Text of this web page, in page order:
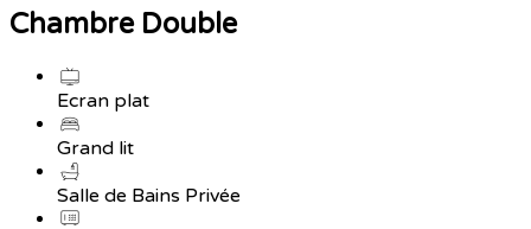
Chambre Double
Ecran plat
Grand lit
Salle de Bains Privée